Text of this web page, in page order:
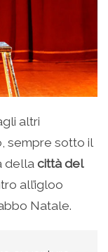
altri
sempre sotto il
della città del
all’igloo
Natale.